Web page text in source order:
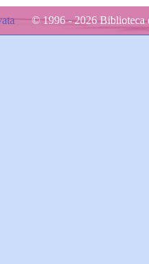
© 1996 - 2026 Biblioteca